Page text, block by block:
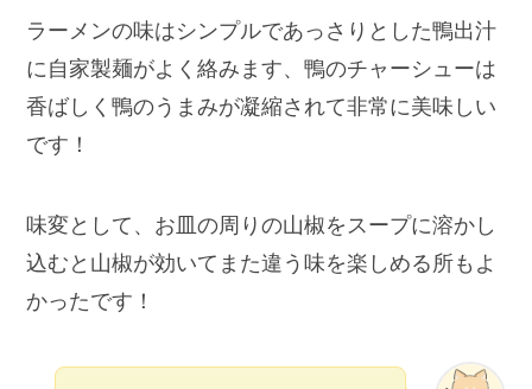
ラーメンの味はシンプルであっさりとした鴨出汁
に自家製麺がよく絡みます、鴨のチャーシューは
香ばしく鴨のうまみが凝縮されて非常に美味しい
です！
味変として、お皿の周りの山椒をスープに溶かし
込むと山椒が効いてまた違う味を楽しめる所もよ
かったです！